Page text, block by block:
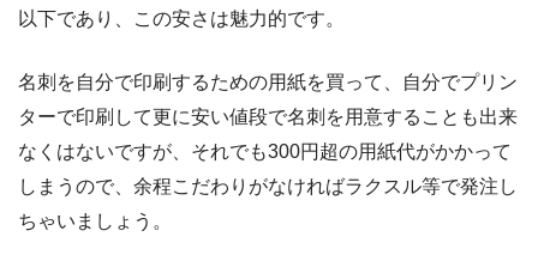
以下であり、この安さは魅力的です。
名刺を自分で印刷するための用紙を買って、自分でプリン
ターで印刷して更に安い値段で名刺を用意することも出来
なくはないですが、それでも300円超の用紙代がかかって
しまうので、余程こだわりがなければラクスル等で発注し
ちゃいましょう。